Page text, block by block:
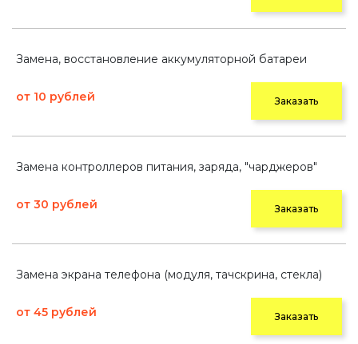
Замена, восстановление аккумуляторной батареи
от 10 рублей Заказать
Замена контроллеров питания, заряда, "чарджеров"
от 30 рублей Заказать
Замена экрана телефона (модуля, тачскрина, стекла)
от 45 рублей Заказать